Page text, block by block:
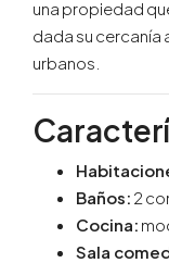
una propiedad
dada su cercanía
urbanos.
Baños: 2
Cocina:
Sala